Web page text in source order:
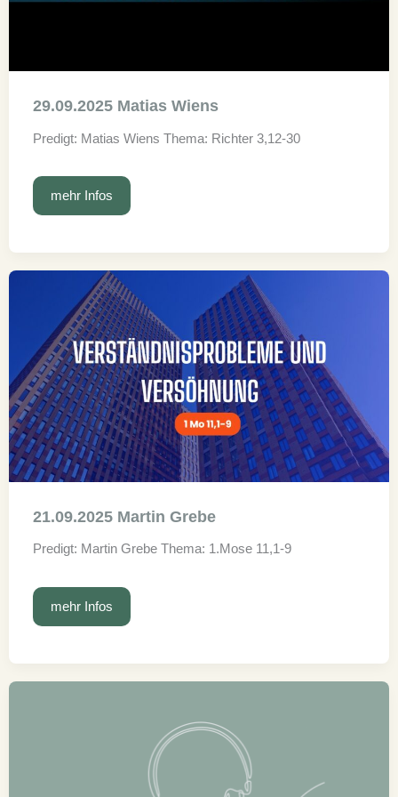
29.09.2025 Matias Wiens
Predigt: Matias Wiens Thema: Richter 3,12-30
29.09.2025
Wiens
mehr Infos
21.09.2025 Martin Grebe
Predigt: Martin Grebe Thema: 1.Mose 11,1-9
21.09.2025
Grebe
mehr Infos